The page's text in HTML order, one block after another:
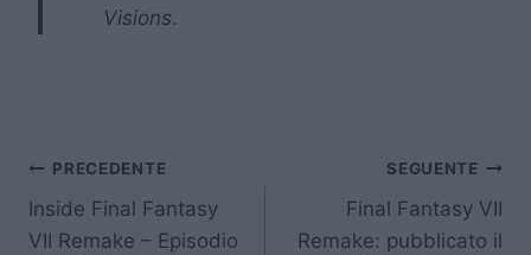
Visions.
Navigazione
articoli
PRECEDENTE
Inside Final Fantasy
VII Remake – Episodio
SEGUENTE
Final Fantasy VII
Remake: pubblicato il